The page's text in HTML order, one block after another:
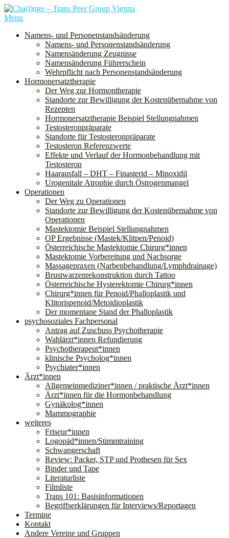
Skip
to
Geschlecht “weiblich” zugeordnet wurde und die sich mit diesem
nicht oder nur teilweise identifizieren. Dies schließt nicht nur trans
Männer, sondern auch nichtbinäre und genderqueere Personen ein.
Menu
Namens- und Personenstandsänderung
Namens- und Personenstandsänderung
Namensänderung Zeugnisse
Namensänderung Führerschein
Wehrpflicht nach Personenstandsänderung
Hormonersatztherapie
Der Weg zur Hormontherapie
Standorte zur Bewilligung der Kostenübernahme von
Rezepten
Hormonersatztherapie Beispiel Stellungnahmen
Testosteronpräparate
Standorte für Testosteronpräparate
Testosteron Referenzwerte
Effekte und Verlauf der Hormonbehandlung mit
Testosteron
Haarausfall – DHT – Finasterid – Minoxidil
Urogenitale Atrophie durch Östrogenmangel
Operationen
Der Weg zu Operationen
Standorte zur Bewilligung der Kostenübernahme von
Operationen
Mastektomie Beispiel Stellungnahmen
OP Ergebnisse (Mastek/Klitpen/Penoid)
Österreichische Mastektomie Chirurg*innen
Mastektomie Vorbereitung und Nachsorge
Massagepraxen (Narbenbehandlung/Lymphdrainage)
Brustwarzenrekonstruktion durch Tattoo
Österreichische Hysterektomie Chirurg*innen
Chirurg*innen für Penoid/Phalloplastik und
Klitorispenoid/Metoidioplastik
Der momentane Stand der Phalloplastik
psychosoziales Fachpersonal
Antrag auf Zuschuss Psychotherapie
Wahlärzt*innen Refundierung
Psychotherapeut*innen
klinische Psycholog*innen
Psychiater*innen
Ärzt*innen
Allgemeinmediziner*innen / praktische Ärzt*innen
Ärzt*innen für die Hormonbehandlung
Gynäkolog*innen
Mammographie
weiteres
Friseur*innen
Logopäd*innen/Stimmtraining
Schwangerschaft
Review: Packer, STP und Prothesen für Sex
Binder und Tape
Literaturliste
Filmliste
Trans 101: Basisinformationen
Begriffserklärungen für Interviews/Reportagen
Termine
Kontakt
Andere Vereine und Gruppen